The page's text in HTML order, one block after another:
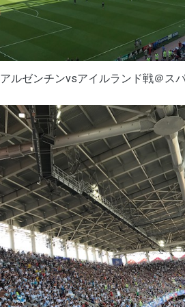
アルゼンチンvsアイルランド戦＠ス